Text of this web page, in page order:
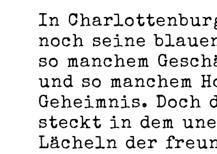
In
noch seine
so manchem
und so manchem
Geheimnis. Doch
steckt in dem
Lächeln der